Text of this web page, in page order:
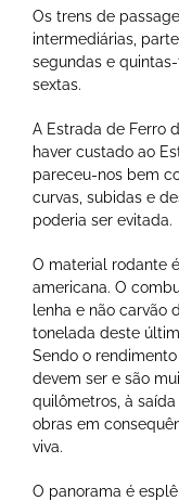
Os trens de
intermediárias,
segundas e
sextas.
A Estrada de Ferro
haver custado ao
pareceu-nos bem
curvas, subidas e
poderia ser evitada.
O material rodante
americana. O
lenha e não carvão
tonelada deste
Sendo o
devem ser e são
quilômetros, à
obras em
viva.
O panorama é